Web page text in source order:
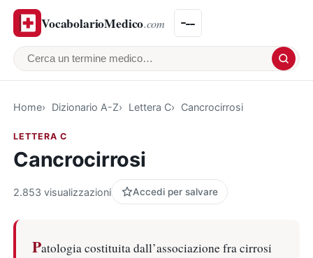
VocabolarioMedico.com
Cerca un termine medico
Home Dizionario A-Z Lettera C Cancrocirrosi
LETTERA C
Cancrocirrosi
2.853 visualizzazioni Accedi per salvare
Patologia costituita dall’associazione fra cirrosi